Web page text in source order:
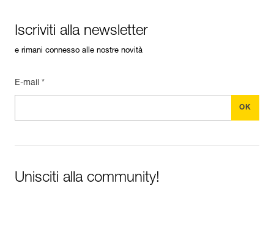
Iscriviti alla newsletter
e rimani connesso alle nostre novità
E-mail *
Unisciti alla community!